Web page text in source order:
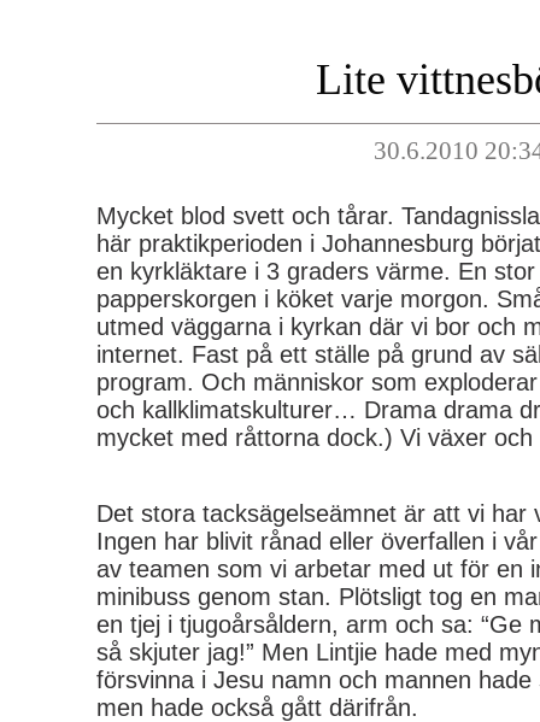
Lite
30.6.2010
Mycket blod svett och tårar.
här praktikperioden i Johannesburg
en kyrkläktare i 3 graders värme. En
papperskorgen i köket varje morgon.
utmed väggarna i kyrkan där vi bor och
internet. Fast på ett ställe på grund av
program. Och människor som
och kallklimatskulturer… Drama drama
mycket med råttorna dock.) Vi växer och
Det stora tacksägelseämnet är att vi har
Ingen har blivit rånad eller överfallen i
av teamen som vi arbetar med ut för en
minibuss genom stan. Plötsligt tog en
en tjej i tjugoårsåldern, arm och sa: “Ge
så skjuter jag!” Men Lintjie hade med
försvinna i Jesu namn och mannen
men hade också gått därifrån.